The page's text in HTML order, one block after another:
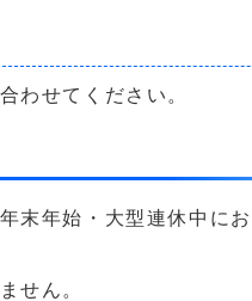
わせてください。
末年始・大型連休中に
せん。